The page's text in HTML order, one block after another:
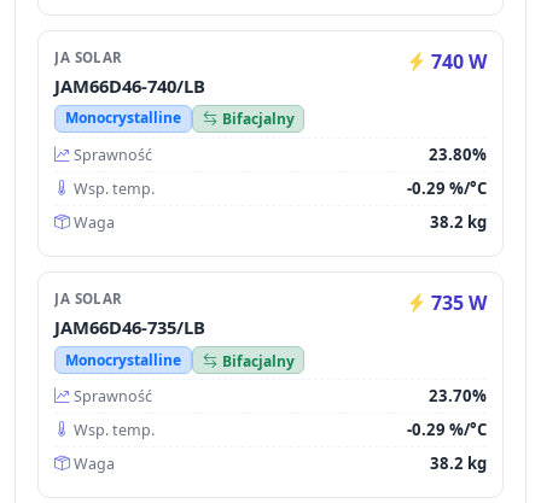
JA SOLAR 740 W
JAM66D46-740/LB
Monocrystalline
Bifacjalny
Sprawność
23.80%
Wsp. temp. -0.29 %/°C
Waga 38.2 kg
JA SOLAR 735 W
JAM66D46-735/LB
Monocrystalline
Bifacjalny
Sprawność
23.70%
Wsp. temp. -0.29 %/°C
Waga 38.2 kg